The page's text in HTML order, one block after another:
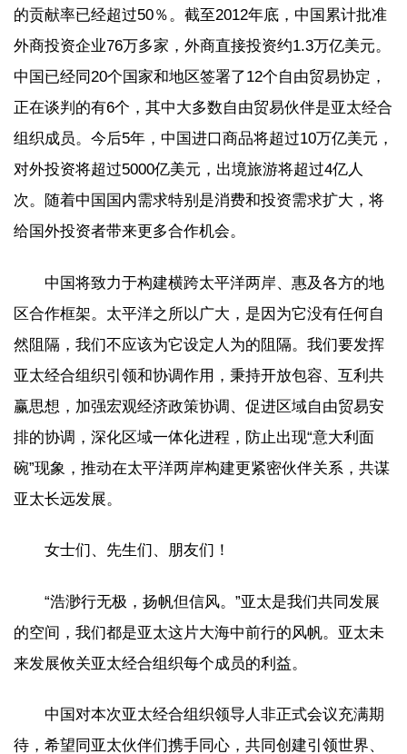
的贡献率已经超过50％。截至2012年底，中国累计批准
外商投资企业76万多家，外商直接投资约1.3万亿美元。
中国已经同20个国家和地区签署了12个自由贸易协定，
正在谈判的有6个，其中大多数自由贸易伙伴是亚太经合
组织成员。今后5年，中国进口商品将超过10万亿美元，
对外投资将超过5000亿美元，出境旅游将超过4亿人
次。随着中国国内需求特别是消费和投资需求扩大，将
给国外投资者带来更多合作机会。
中国将致力于构建横跨太平洋两岸、惠及各方的地
区合作框架。太平洋之所以广大，是因为它没有任何自
然阻隔，我们不应该为它设定人为的阻隔。我们要发挥
亚太经合组织引领和协调作用，秉持开放包容、互利共
赢思想，加强宏观经济政策协调、促进区域自由贸易安
排的协调，深化区域一体化进程，防止出现“意大利面
碗”现象，推动在太平洋两岸构建更紧密伙伴关系，共谋
亚太长远发展。
女士们、先生们、朋友们！
“浩渺行无极，扬帆但信风。”亚太是我们共同发展
的空间，我们都是亚太这片大海中前行的风帆。亚太未
来发展攸关亚太经合组织每个成员的利益。
中国对本次亚太经合组织领导人非正式会议充满期
待，希望同亚太伙伴们携手同心，共同创建引领世界、